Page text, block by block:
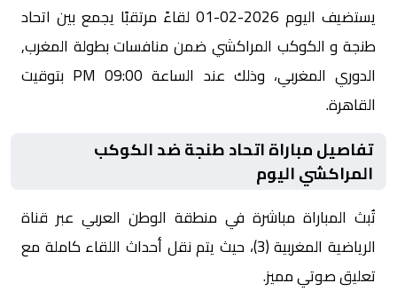
يستضيف اليوم 2026-02-01 لقاءً مرتقبًا يجمع بين اتحاد
طنجة و الكوكب المراكشي ضمن منافسات بطولة المغرب,
الدوري المغربي، وذلك عند الساعة 09:00 PM بتوقيت
القاهرة.
تفاصيل مباراة اتحاد طنجة ضد الكوكب
المراكشي اليوم
تُبث المباراة مباشرة في منطقة الوطن العربي عبر قناة
الرياضية المغربية (3)، حيث يتم نقل أحداث اللقاء كاملة مع
تعليق صوتي مميز.